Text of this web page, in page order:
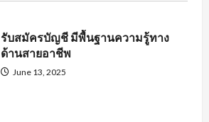
รับสมัครบัญชี มีพื้นฐานความรู้ทาง
ด้านสายอาชีพ
June 13, 2025